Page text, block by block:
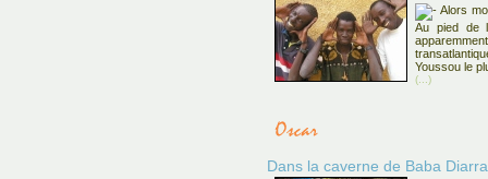
Alors
Au pied de
Youssou le
(...)
Dans la caverne de Baba Diarra